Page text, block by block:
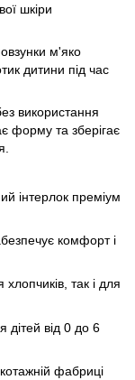
шкіри
м'яко
дитини під час
використання
форму та зберігає
інтерлок преміум
комфорт і
так і для
дітей від 0 до 6
фабриці